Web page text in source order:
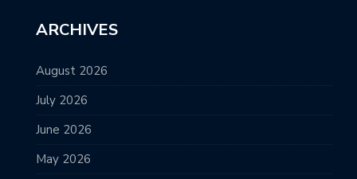
ARCHIVES
August 2026
July 2026
June 2026
May 2026